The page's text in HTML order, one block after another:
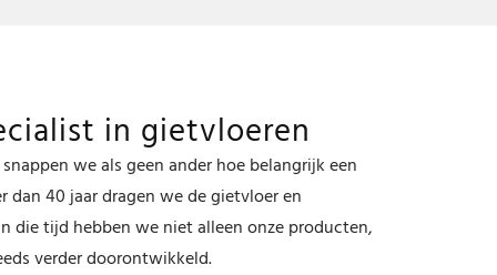
in gietvloeren
we als geen ander hoe belangrijk een
dan 40 jaar dragen we de gietvloer en
die tijd hebben we niet alleen onze producten,
verder doorontwikkeld.